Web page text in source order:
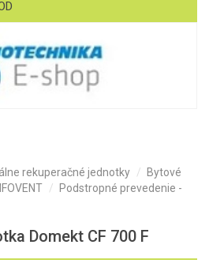
rekuperačné jednotky
Bytové
Podstropné prevedenie -
Domekt CF 700 F